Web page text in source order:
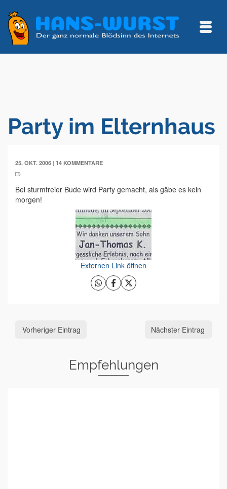
Party im Elternhaus
25. OKT. 2006 | 14 KOMMENTARE
Bei sturmfreier Bude wird Party gemacht, als gäbe es kein
morgen!
Externen Link öffnen
Vorheriger Eintrag Nächster Eintrag
Empfehlungen